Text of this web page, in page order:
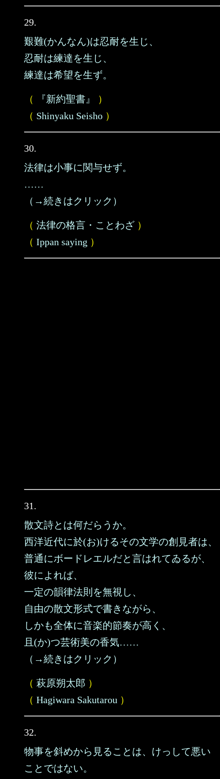
29.
艱難(かんなん)は忍耐を生じ、
忍耐は練達を生じ、
練達は希望を生ず。
（ 『新約聖書』
）
（ Shinyaku Seisho ）
30.
法律は小事に関与せず。
……
（→続きはクリック）
（ 法律の格言・ことわざ ）
（ Ippan saying ）
31.
散文詩とは何だらうか。
西洋近代に於(お)けるその文学の創見者は、
普通にボードレエルだと言はれてゐるが、
彼によれば、
一定の韻律法則を無視し、
自由の散文形式で書きながら、
しかも全体に音楽的節奏が高く、
且(か)つ芸術美の香気……
（→続きはクリック）
（ 萩原朔太郎 ）
（ Hagiwara Sakutarou ）
32.
物事を斜めから見ることは、けっして悪い
ことではない。